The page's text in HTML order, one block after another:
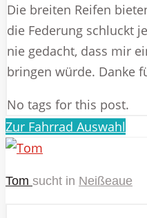
Die breiten Reifen
die Federung schluckt
nie gedacht, dass mir
bringen würde. Danke
No tags for this post.
Zur Fahrrad Auswahl
Tom sucht in Neißeaue